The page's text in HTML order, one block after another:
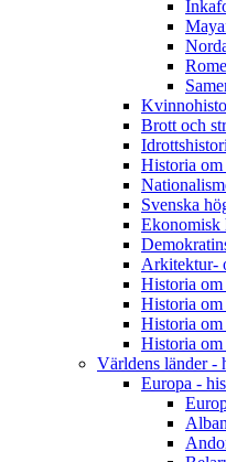
Brott och
Historia om
Svenska
Ekonomisk
Arkitektur-
Historia om
Historia om
Historia
Historia om
Världens länder -
Europa -